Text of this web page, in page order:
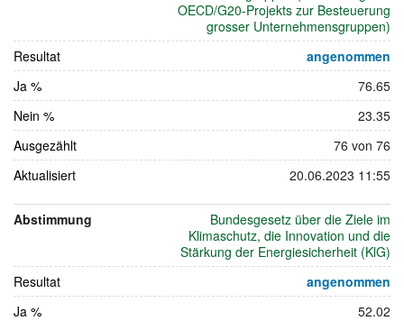
OECD/G20-Projekts zur Besteuerung
grosser Unternehmensgruppen)
Resultat
angenommen
Ja %
76.65
Nein %
23.35
Ausgezählt
76 von 76
Aktualisiert
20.06.2023 11:55
Abstimmung
Bundesgesetz über die Ziele im
Klimaschutz, die Innovation und die
Stärkung der Energiesicherheit (KlG)
Resultat
angenommen
Ja %
52.02